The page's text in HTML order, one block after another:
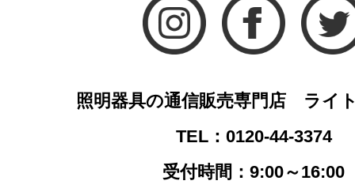
照明器具の通信販売専門店 ライ
TEL：0120-44-3374
受付時間：9:00～16:00